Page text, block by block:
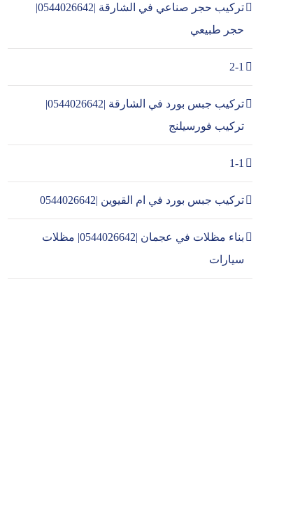
تركيب حجر صناعي في الشارقة |0544026642|
حجر طبيعي
2-1
تركيب جبس بورد في الشارقة |0544026642|
تركيب فورسيلنج
1-1
تركيب جبس بورد في ام القيوين |0544026642
بناء مظلات في عجمان |0544026642| مظلات
سيارات